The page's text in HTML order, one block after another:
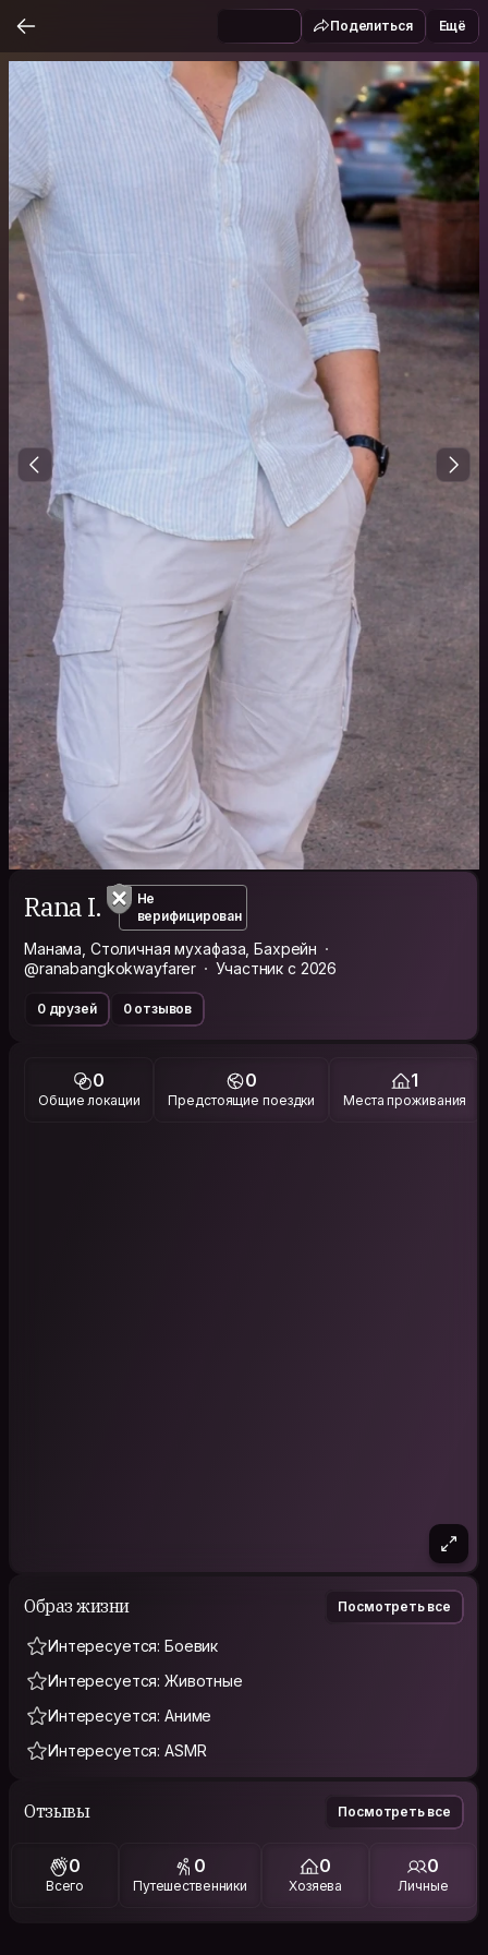
Поделиться Ещё
Rana I.
Не
верифицирован
Манама, Столичная мухафаза, Бахрейн
@ranabangkokwayfarer
Участник с 2026
0 друзей 0 отзывов
0
Общие локации
0
Предстоящие поездки
1
Места проживания
Образ жизни Посмотреть все
Интересуется: Боевик
Интересуется: Животные
Интересуется: Аниме
Интересуется: ASMR
Отзывы Посмотреть все
0
Всего
0
Путешественники
0
Хозяева
0
Личные